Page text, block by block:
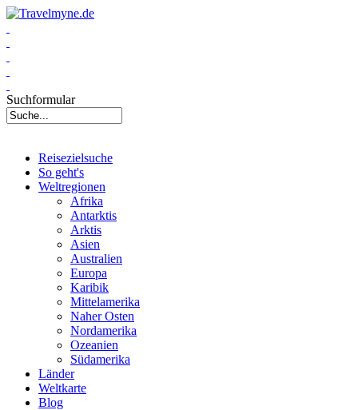
Suchformular
Reisezielsuche
So geht's
Weltregionen
Afrika
Antarktis
Arktis
Asien
Australien
Europa
Karibik
Mittelamerika
Naher Osten
Nordamerika
Ozeanien
Südamerika
Länder
Weltkarte
Blog